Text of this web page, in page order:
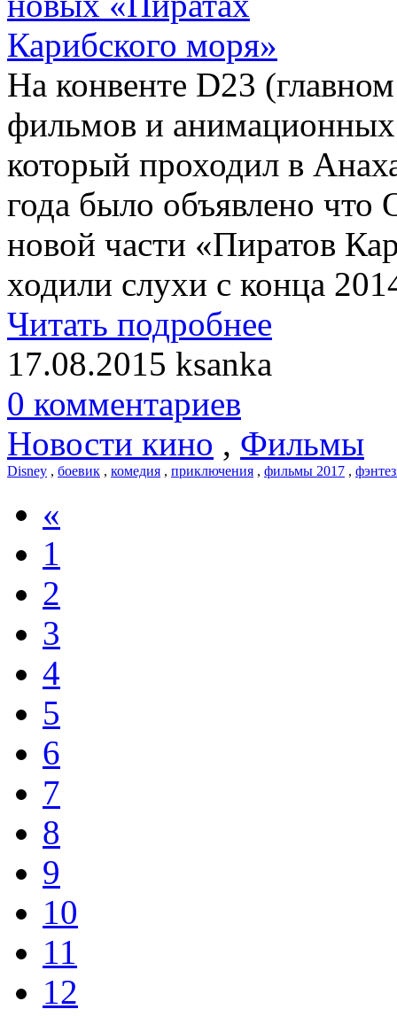
На конвенте D23
фильмов и
который проходил в
года было объявлено что
новой части «Пиратов
ходили слухи с конца
Читать подробнее
17.08.2015 ksanka
0 комментариев
Новости кино , Фильмы
Disney , боевик , комедия , приключения , фильмы 2017 ,
«
1
2
3
4
5
6
7
8
9
10
11
12